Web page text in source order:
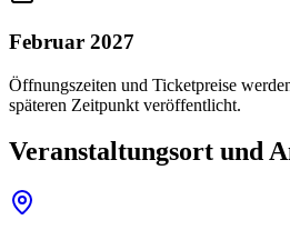
Februar 2027
Öffnungszeiten und Ticketpreise
späteren Zeitpunkt veröffentlicht.
Veranstaltungsort und